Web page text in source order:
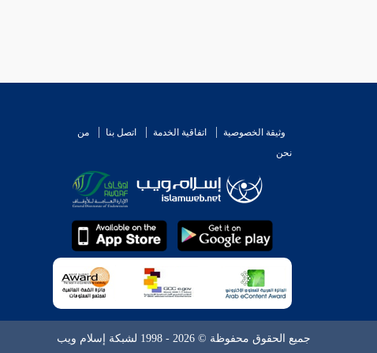
وثيقة الخصوصية اتفاقية الخدمة اتصل بنا
من
نحن
جميع الحقوق محفوظة © 2026 - 1998 لشبكة إسلام ويب